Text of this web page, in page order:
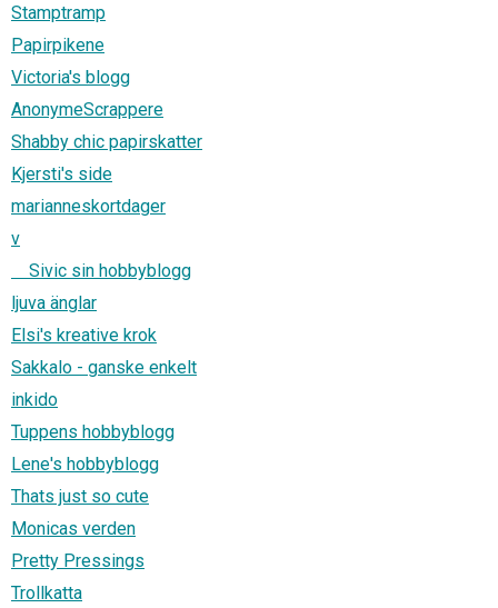
Stamptramp
Papirpikene
Victoria's blogg
AnonymeScrappere
Shabby chic papirskatter
Kjersti's side
marianneskortdager
v
Sivic sin hobbyblogg
ljuva änglar
Elsi's kreative krok
Sakkalo - ganske enkelt
inkido
Tuppens hobbyblogg
Lene's hobbyblogg
Thats just so cute
Monicas verden
Pretty Pressings
Trollkatta